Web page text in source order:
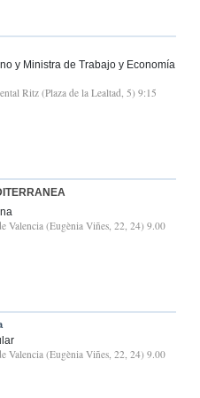
y Ministra de Trabajo y Economía
Ritz (Plaza de la Lealtad, 5) 9:15
Valencia (Eugènia Viñes, 22, 24) 9.00
Valencia (Eugènia Viñes, 22, 24) 9.00